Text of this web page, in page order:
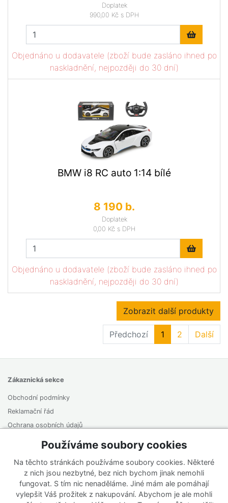
Doplatek
990,00 Kč s DPH
Objednáno u dodavatele (zboží bude zasláno ihned po
naskladnění, nejpozději do 30 dní)
BMW i8 RC auto 1:14 bílé
8 190 b.
Doplatek
0,00 Kč s DPH
Objednáno u dodavatele (zboží bude zasláno ihned po
naskladnění, nejpozději do 30 dní)
Zobrazit další produkty
Předchozí 1 2 Další
Zákaznická sekce
Obchodní podmínky
Reklamační řád
Ochrana osobních údajů
Odstoupení od smlouvy
O firmě
Kontakt
Používáme soubory cookies
Na těchto stránkách používáme soubory cookies. Některé
z nich jsou nezbytné, bez nich bychom jinak nemohli
fungovat. S tím nic nenaděláme. Jiné mám ale pomáhají
vylepšit Váš prožitek z nakupování. Abychom je ale mohli